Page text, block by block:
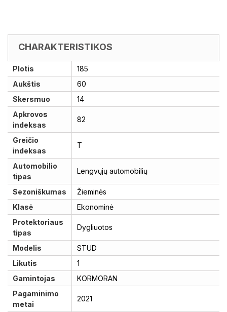
CHARAKTERISTIKOS
Plotis
185
Aukštis
60
Skersmuo
14
Apkrovos
indeksas
82
Greičio
indeksas
T
Automobilio
tipas
Lengvųjų automobilių
Sezoniškumas
Žieminės
Klasė
Ekonominė
Protektoriaus
tipas
Dygliuotos
Modelis
STUD
Likutis
1
Gamintojas
KORMORAN
Pagaminimo
metai
2021